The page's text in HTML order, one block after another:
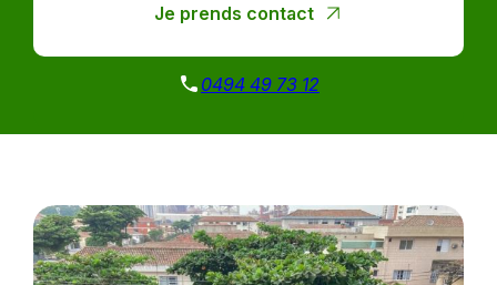
Je prends contact
0494 49 73 12